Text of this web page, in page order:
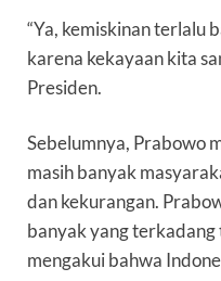
“Ya, kemiskinan terlalu
karena kekayaan kita
Presiden.
Sebelumnya, Prabowo
masih banyak
dan kekurangan.
banyak yang
mengakui bahwa